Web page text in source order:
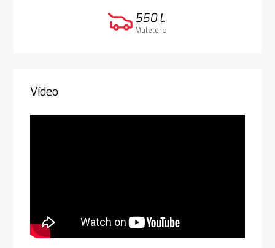
550 l.
Maletero
Vídeo